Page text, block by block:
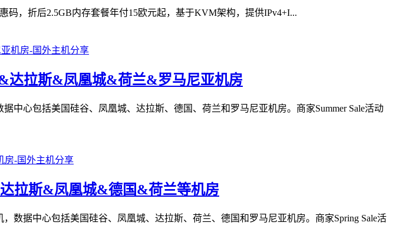
码，折后2.5GB内存套餐年付15欧元起，基于KVM架构，提供IPv4+I...
达拉斯&凤凰城&荷兰&罗马尼亚机房
中心包括美国硅谷、凤凰城、达拉斯、德国、荷兰和罗马尼亚机房。商家Summer Sale活动
拉斯&凤凰城&德国&荷兰等机房
数据中心包括美国硅谷、凤凰城、达拉斯、荷兰、德国和罗马尼亚机房。商家Spring Sale活